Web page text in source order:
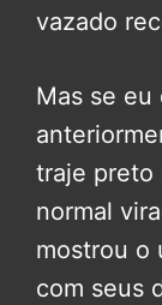
vazado
Mas se
traje preto
normal
mostrou o
com seus